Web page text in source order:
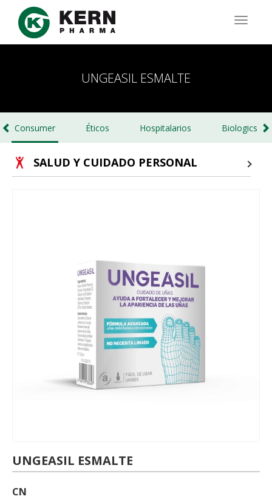
Pasar
contenido
UNGEASIL ESMALTE
Consumer Éticos Hospitalarios Biologics
SALUD Y CUIDADO PERSONAL
UNGEASIL ESMALTE
CN